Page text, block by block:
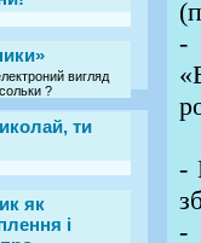
вигляд
?
ти
як
і
-
-
-